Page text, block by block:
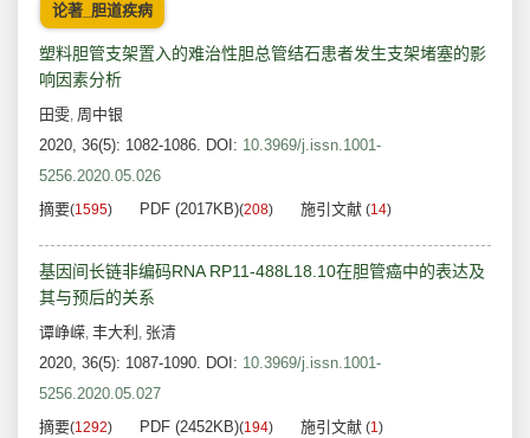
论著_胆道疾病
塑料胆管支架置入的难治性胆总管结石患者发生支架堵塞的影
响因素分析
田雯, 周中银
2020, 36(5): 1082-1086. DOI: 10.3969/j.issn.1001-
5256.2020.05.026
摘要(1595) PDF (2017KB)(208) 施引文献 (14)
基因间长链非编码RNA RP11-488L18.10在胆管癌中的表达及
其与预后的关系
谭峥嵘, 丰大利 , 张清
2020, 36(5): 1087-1090. DOI: 10.3969/j.issn.1001-
5256.2020.05.027
摘要(1292) PDF (2452KB)(194) 施引文献 (1)